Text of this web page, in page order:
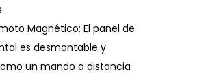
Magnético: El panel de
es desmontable y
un mando a distancia